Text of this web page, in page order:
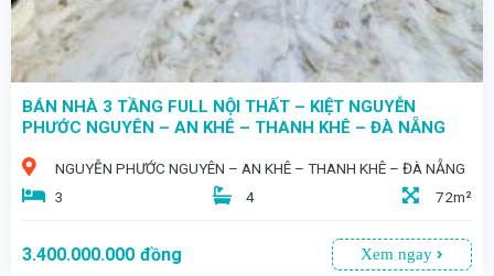
BÁN NHÀ 3 TẦNG FULL NỘI THẤT – KIỆT NGUYỄN
PHƯỚC NGUYÊN – AN KHÊ – THANH KHÊ – ĐÀ NẴNG
NGUYỄN PHƯỚC NGUYÊN – AN KHÊ – THANH KHÊ – ĐÀ NẴNG
3
4 72m²
3.400.000.000 đồng Xem ngay